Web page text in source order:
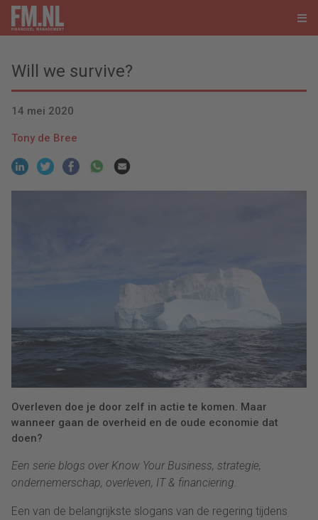
Will we survive?
14 mei 2020
Tony de Bree
Overleven doe je door zelf in actie te komen. Maar
wanneer gaan de overheid en de oude economie dat
doen?
Een serie blogs over Know Your Business, strategie,
ondernemerschap, overleven, IT & financiering.
Een van de belangrijkste slogans van de regering tijdens